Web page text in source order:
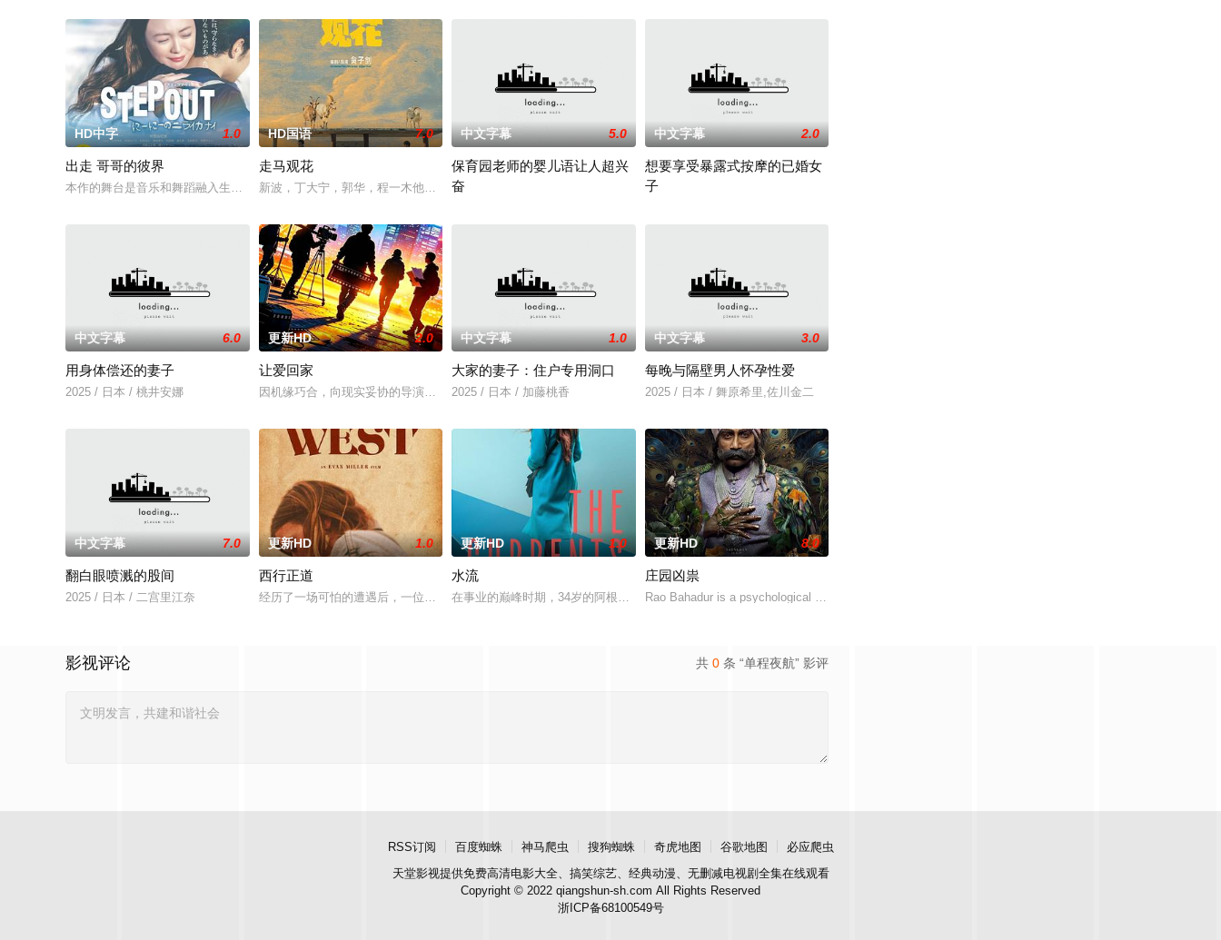
HD中字 1.0
出走 哥哥的彼界
本作的舞台是音乐和舞蹈融入生活的冲绳。与母亲朱音、妹妹舞一起生活的照屋踊，憧憬舞蹈学校的丽莎，开始了舞蹈生涯。朱音为了支撑家数在酒吧工作，不擅长与人打交道的舞
HD国语 7.0
走马观花
新波，丁大宁，郭华，程一木他们毕业于同一所大学。他们和很多年轻人一样，自以为是，敏感错弱，没有被认可的才华。他们来自不同的地方，却有一个共同的愿望“出人头地”
中文字幕 5.0
保育园老师的婴儿语让人超兴
奋
中文字幕 2.0
想要享受暴露式按摩的已婚女
子
中文字幕 6.0
用身体偿还的妻子
2025 / 日本 / 桃井安娜
更新HD 2.0
让爱回家
因机缘巧合，向现实妥协的导演朱达仁萌生拍一部《河南人在北京》电影的念头，在说服主编姚松、老乡韩战、二房东杨小强加入后，一路曲折式“开挂”。然而，随着杨小强母亲
中文字幕 1.0
大家的妻子：住户专用洞口
2025 / 日本 / 加藤桃香
中文字幕 3.0
每晚与隔壁男人怀孕性爱
2025 / 日本 / 舞原希里,佐川金二
中文字幕 7.0
翻白眼喷溅的股间
2025 / 日本 / 二宫里江奈
更新HD 1.0
西行正道
经历了一场可怕的遭遇后，一位小镇女子向疏远的哥哥借了钱，独自一人踏上穿越西德克萨斯州的旅程，寻求紧急医疗救助。一路上，她既遭遇了善意，也感受到了残酷…
更新HD 1.0
水流
在事业的巅峰时期，34岁的阿根廷造型师丽娜在瑞士的一场颁奖典礼后，被一种突如其来的冲动驱使。回到布宜诺斯艾利斯后，她什么也没说，但
更新HD 8.0
庄园凶祟
Rao Bahadur is a psychological drama set against the backdrop of a fading arist
共 0 条 “单程夜航” 影评
影视评论
RSS订阅 百度蜘蛛 神马爬虫 搜狗蜘蛛 奇虎地图 谷歌地图
必应爬虫
天堂影视提供免费高清电影大全、搞笑综艺、经典动漫、无删减电视剧全集在线观看
Copyright © 2022 qiangshun-sh.com All Rights Reserved
浙ICP备68100549号